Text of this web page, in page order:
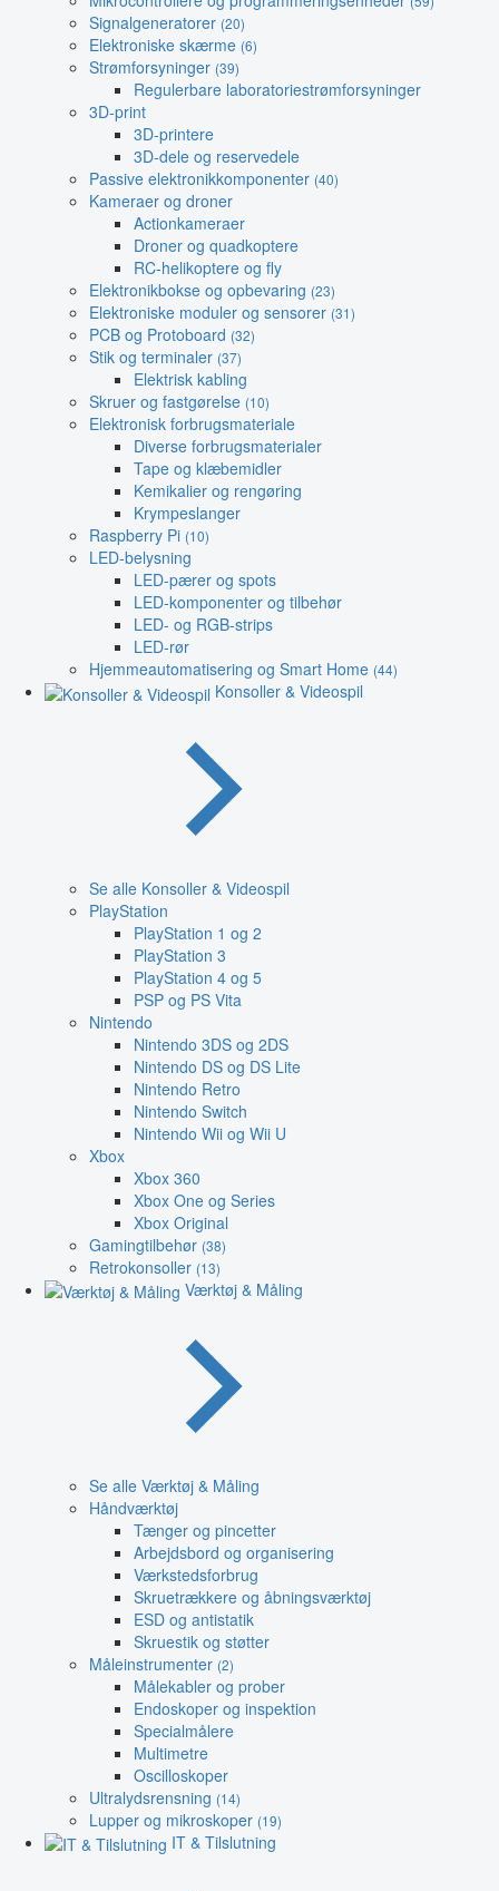
Signalgeneratorer (20)
Elektroniske skærme (6)
Strømforsyninger (39)
Regulerbare laboratoriestrømforsyninger
3D-print
3D-printere
3D-dele og reservedele
Passive elektronikkomponenter (40)
Kameraer og droner
Actionkameraer
Droner og quadkoptere
RC-helikoptere og fly
Elektronikbokse og opbevaring (23)
Elektroniske moduler og sensorer (31)
PCB og Protoboard (32)
Stik og terminaler (37)
Elektrisk kabling
Skruer og fastgørelse (10)
Elektronisk forbrugsmateriale
Diverse forbrugsmaterialer
Tape og klæbemidler
Kemikalier og rengøring
Krympeslanger
Raspberry Pi (10)
LED-belysning
LED-pærer og spots
LED-komponenter og tilbehør
LED- og RGB-strips
LED-rør
Hjemmeautomatisering og Smart Home (44)
Konsoller & Videospil
Se alle Konsoller & Videospil
PlayStation
PlayStation 1 og 2
PlayStation 3
PlayStation 4 og 5
PSP og PS Vita
Nintendo
Nintendo 3DS og 2DS
Nintendo DS og DS Lite
Nintendo Retro
Nintendo Switch
Nintendo Wii og Wii U
Xbox
Xbox 360
Xbox One og Series
Xbox Original
Gamingtilbehør (38)
Retrokonsoller (13)
Værktøj & Måling
Se alle Værktøj & Måling
Håndværktøj
Tænger og pincetter
Arbejdsbord og organisering
Værkstedsforbrug
Skruetrækkere og åbningsværktøj
ESD og antistatik
Skruestik og støtter
Måleinstrumenter (2)
Målekabler og prober
Endoskoper og inspektion
Specialmålere
Multimetre
Oscilloskoper
Ultralydsrensning (14)
Lupper og mikroskoper (19)
IT & Tilslutning